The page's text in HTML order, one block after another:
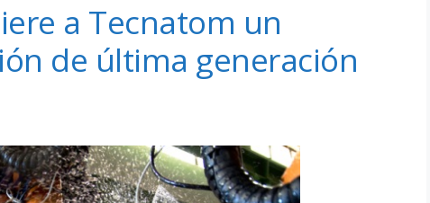
a Tecnatom un
de última generación